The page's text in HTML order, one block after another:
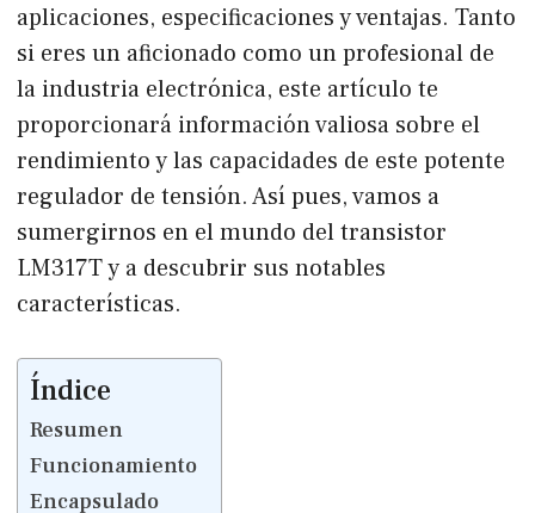
aplicaciones, especificaciones y ventajas. Tanto
si eres un aficionado como un profesional de
la industria electrónica, este artículo te
proporcionará información valiosa sobre el
rendimiento y las capacidades de este potente
regulador de tensión. Así pues, vamos a
sumergirnos en el mundo del transistor
LM317T y a descubrir sus notables
características.
Índice
Resumen
Funcionamiento
Encapsulado